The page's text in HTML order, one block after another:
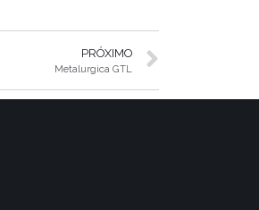
PRÓXIMO
Metalurgica GTL